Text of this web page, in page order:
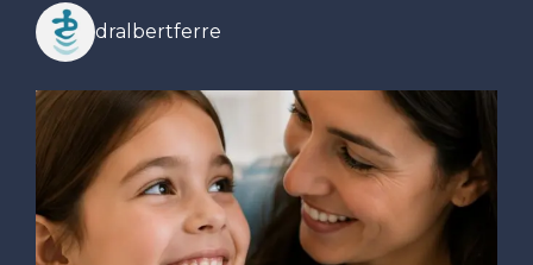
dralbertferre